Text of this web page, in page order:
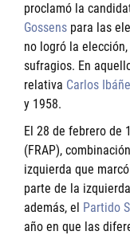
proclamó la
Gossens para las
no logró la
sufragios. En
relativa Carlos
y 1958.
El 28 de febrero de
(FRAP),
izquierda que
parte de la
además, el Partido
año en que las